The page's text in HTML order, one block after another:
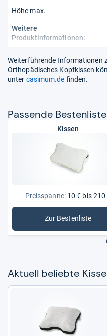
Höhe max.
Weitere
Produktinformationen:
Weiterführende Informationen
Orthopädisches Kopfkissen
unter casimum.de finden.
Pas­sende
Kissen
Preisspanne:10 € bis 210
Zur Bestenliste
: Kissen
Aktu­ell beliebte